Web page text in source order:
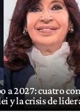
a 2027: cuatro
y la crisis de